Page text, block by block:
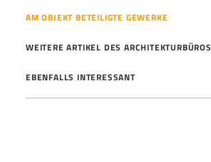
AM OBJEKT BETEILIGTE GEWERKE
WEITERE ARTIKEL DES ARCHITEKTURBÜROS
EBENFALLS INTERESSANT